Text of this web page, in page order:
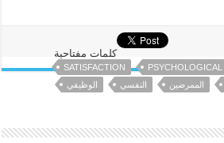
كلمات مفتاحية
PSYCHOLOGICAL
SATISFACTION
الممرضين النفسي الوظيفي